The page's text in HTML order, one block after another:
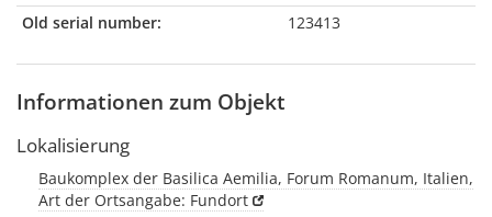
Old serial number:
123413
Informationen zum Objekt
Lokalisierung
Baukomplex der Basilica Aemilia, Forum Romanum, Italien,
Art der Ortsangabe: Fundort